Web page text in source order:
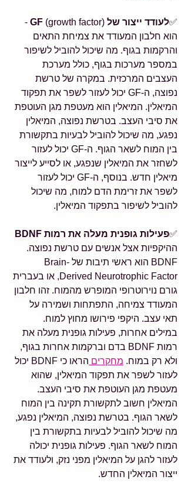
✅לעודד ייצור של GF
(growth factor) -
הוא חלבון המעודד את צמיחת התאים
והרקמות בגוף. מה שיכול להוביל לשיפור
במספר מערכות בגוף, כולל מערכת
העצבים המרכזית. במקרה של טרשת
נפוצה, ה-GF יכול לעזור לשפר את תפקוד
המיאלין. המיאלין הוא מעטפת מגן העוטפת
את סיבי העצב. בטרשת נפוצה, המיאלין
נפגע, מה שיכול להוביל לבעיות בתקשורת
בין המוח לשאר הגוף. ה-GF יכול לעזור
לשחזר את המיאלין שנפגע, או לסייע לייצור
מיאלין חדש. בנוסף, ה-GF יכול לעזור
לשפר את זרימת הדם למוח, מה שיכול
להוביל לשיפור בתפקוד המיאלין.
✅פעילות גופנית מעלה את רמות BDNF
ההיקפיות אצל אנשים עם טרשת נפוצה.
BDNF הוא ראשי תיבות של Brain-
Derived Neurotrophic Factor, או בעברית
גורם נוירוטרופי המופרש מהמוח. זהו חלבון
המעודד צמיחה, התפתחות ושמירה על
תאי עצב. היקפי פירושו מחוץ למוח.
במילים אחרות, פעילות גופנית מעלה את
רמות BDNF בדם וברקמות אחרות בגוף,
ולא רק במוח. מחקרים
הראו כי BDNF יכול
לעזור לשפר את תפקוד המיאלין, שהוא
מעטפת מגן העוטפת את סיבי העצב.
המיאלין חשוב לתקשורת תקינה בין המוח
לשאר הגוף. בטרשת נפוצה, המיאלין נפגע,
מה שיכול להוביל לבעיות בתקשורת בין
המוח לשאר הגוף. פעילות גופנית יכולה
לעזור להגן על המיאלין מפני נזק, ולעודד את
ייצור המיאלין החדש.